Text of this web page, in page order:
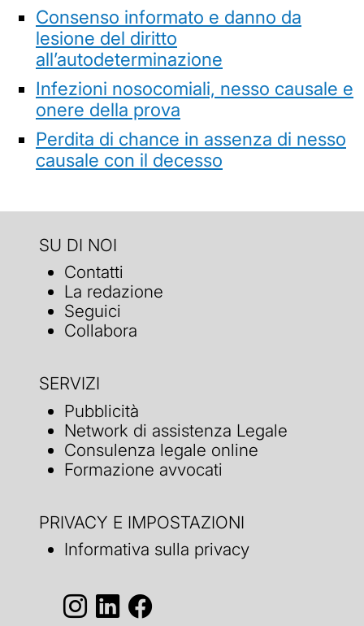
Consenso informato e danno da
lesione del diritto
all’autodeterminazione
Infezioni nosocomiali, nesso causale e
onere della prova
Perdita di chance in assenza di nesso
causale con il decesso
SU DI NOI
Contatti
La redazione
Seguici
Collabora
SERVIZI
Pubblicità
Network di assistenza Legale
Consulenza legale online
Formazione avvocati
PRIVACY E IMPOSTAZIONI
Informativa sulla privacy